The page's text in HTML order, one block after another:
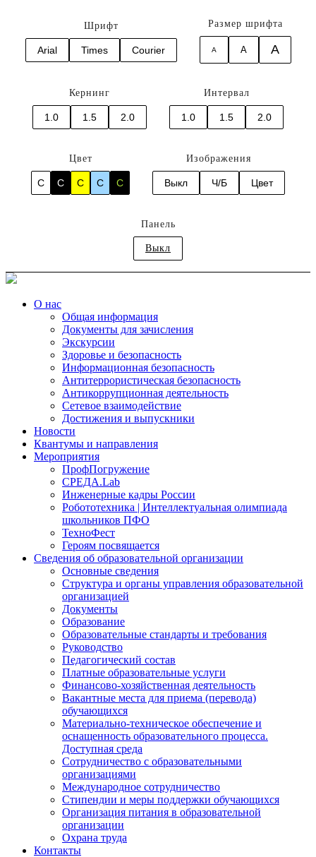
Шрифт
Arial Times Courier
Размер шрифта
A A A
Кернинг
1.0 1.5 2.0
Интервал
1.0 1.5 2.0
Цвет
C C C C C
Изображения
Выкл Ч/Б Цвет
Панель
Выкл
О нас
Общая информация
Документы для зачисления
Экскурсии
Здоровье и безопасность
Информационная безопасность
Антитеррористическая безопасность
Антикоррупционная деятельность
Сетевое взаимодействие
Достижения и выпускники
Новости
Квантумы и направления
Мероприятия
ПрофПогружение
СРЕДА.Lab
Инженерные кадры России
Робототехника | Интеллектуальная олимпиада
школьников ПФО
ТехноФест
Героям посвящается
Сведения об образовательной организации
Основные сведения
Структура и органы управления образовательной
организацией
Документы
Образование
Образовательные стандарты и требования
Руководство
Педагогический состав
Платные образовательные услуги
Финансово-хозяйственная деятельность
Вакантные места для приема (перевода)
обучающихся
Материально-техническое обеспечение и
оснащенность образовательного процесса.
Доступная среда
Сотрудничество с образовательными
организациями
Международное сотрудничество
Стипендии и меры поддержки обучающихся
Организация питания в образовательной
организации
Охрана труда
Контакты